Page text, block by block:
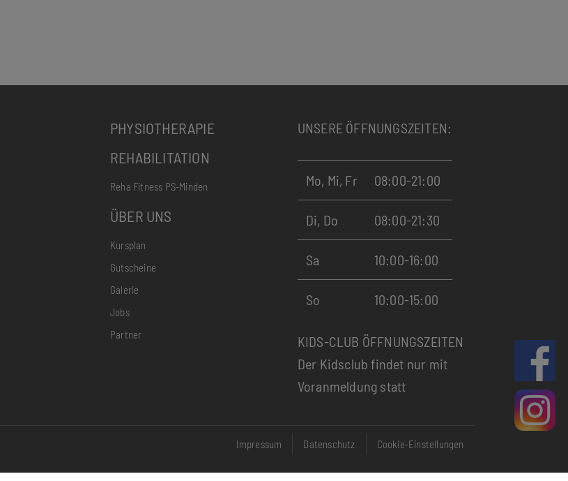
PHYSIOTHERAPIE
REHABILITATION
Reha Fitness PS-Minden
ÜBER UNS
Kursplan
Gutscheine
Galerie
Jobs
Partner
UNSERE ÖFFNUNGSZEITEN:
Mo, Mi, Fr 08:00-21:00
Di, Do 08:00-21:30
Sa 10:00-16:00
So 10:00-15:00
KIDS-CLUB ÖFFNUNGSZEITEN
Der Kidsclub findet nur mit
Voranmeldung statt
Impressum Datenschutz Cookie-Einstellungen